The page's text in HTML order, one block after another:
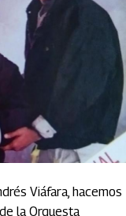
Viáfara, hacemos
la Orquesta